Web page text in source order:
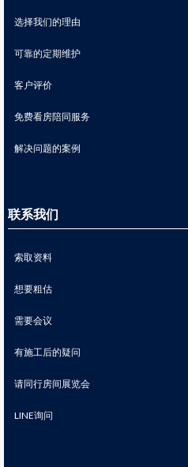
选择我们的理由
可靠的定期维护
客户评价
免费看房陪同服务
解决问题的案例
联系我们
索取资料
想要粗估
需要会议
有施工后的疑问
请同行房间展览会
LINE询问